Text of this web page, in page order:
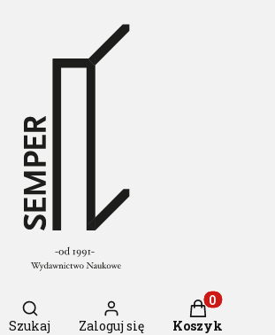
Otwórz wyszukiwarkę
Szukaj Zaloguj się
Produkty w
Koszyk